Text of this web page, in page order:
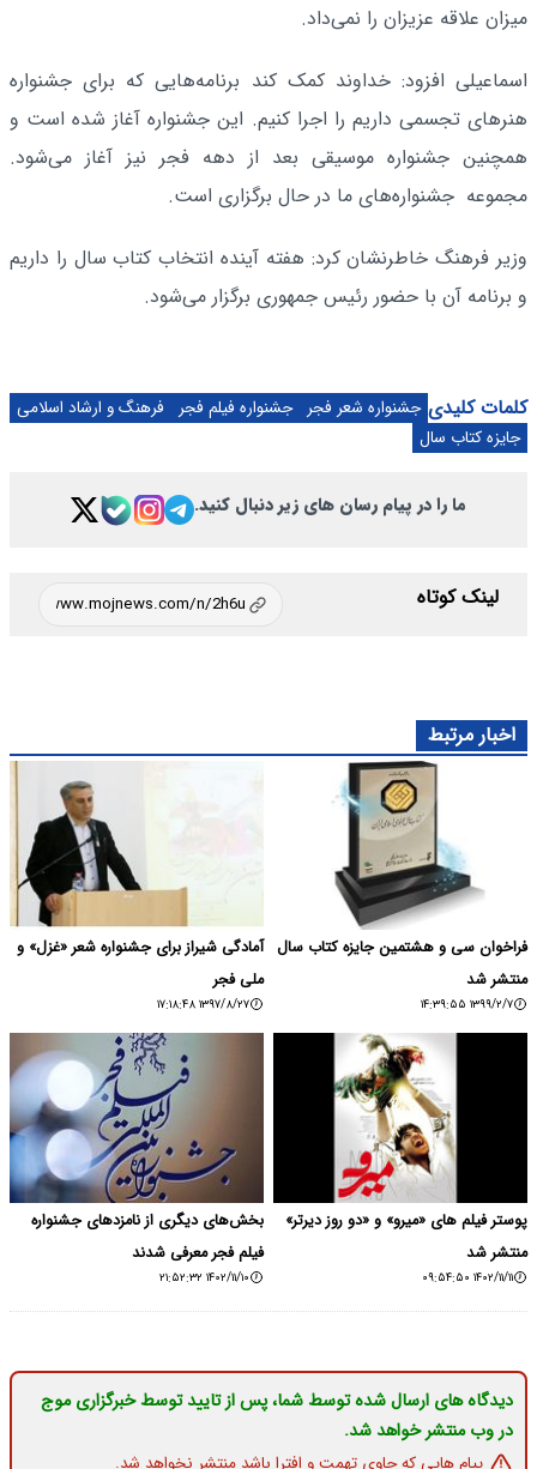
میزان علاقه عزیزان را نمی‌داد.
اسماعیلی افزود: خداوند کمک کند برنامه‌هایی که برای جشنواره
هنرهای تجسمی داریم را اجرا کنیم. این جشنواره آغاز شده است و
همچنین جشنواره موسیقی بعد از دهه فجر نیز آغاز می‌شود.
مجموعه جشنواره‌های ما در حال برگزاری است.
وزیر فرهنگ خاطرنشان کرد: هفته آینده انتخاب کتاب سال را داریم
و برنامه آن با حضور رئیس جمهوری برگزار می‌شود.
کلمات کلیدی جشنواره شعر فجر جشنواره فیلم فجر
فرهنگ و ارشاد اسلامی
جایزه کتاب سال
ما را در پیام رسان های زیر دنبال کنید.
لینک کوتاه
اخبار مرتبط
فراخوان سی و هشتمین جایزه کتاب سال
منتشر شد
۱۳۹۹/۲/۷ ۱۴:۳۹:۵۵
آمادگی شیراز برای جشنواره شعر «غزل» و
ملی فجر
۱۳۹۷/۸/۲۷ ۱۷:۱۸:۴۸
پوستر فیلم های «میرو» و «دو روز دیرتر»
منتشر شد
۱۴۰۲/۱۱/۱۱ ۰۹:۵۴:۵۰
بخش‌های دیگری از نامزدهای جشنواره
فیلم فجر معرفی شدند
۱۴۰۲/۱۱/۱۰ ۲۱:۵۲:۳۲
دیدگاه های ارسال شده توسط شما، پس از تایید توسط خبرگزاری موج
در وب منتشر خواهد شد.
پیام هایی که حاوی تهمت و افترا باشد منتشر نخواهد شد.